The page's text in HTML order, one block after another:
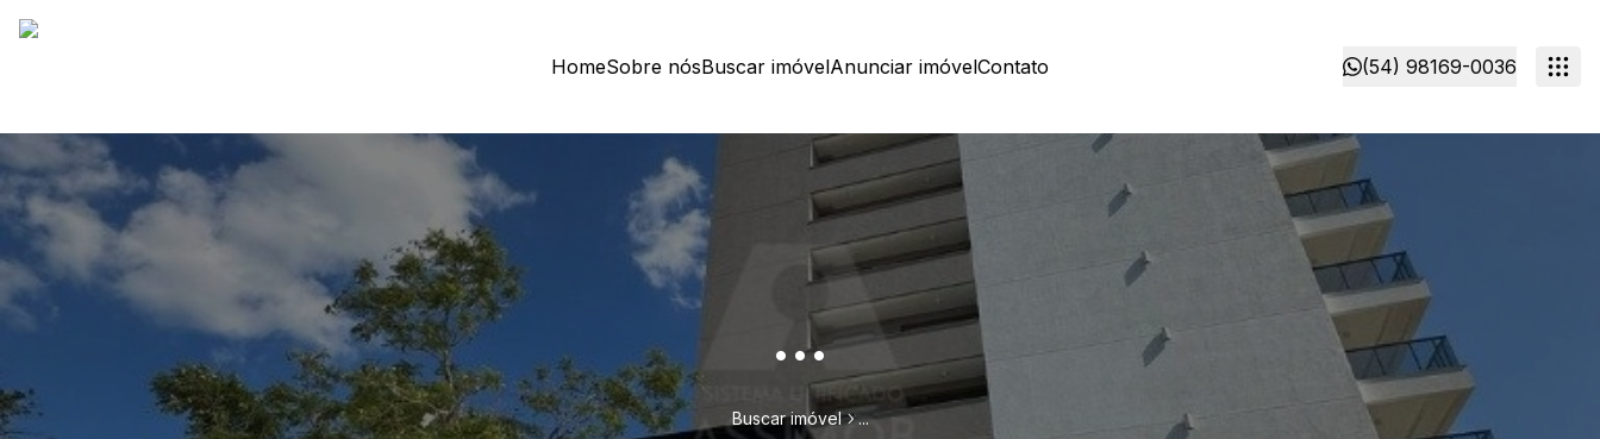
HomeSobre nósBuscar imóvelAnunciar imóvelContato (54) 98169-0036
...
Buscar imóvel ...